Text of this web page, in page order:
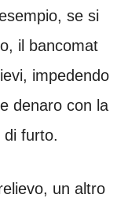
se si
il bancomat
impedendo
denaro con la
furto.
un altro